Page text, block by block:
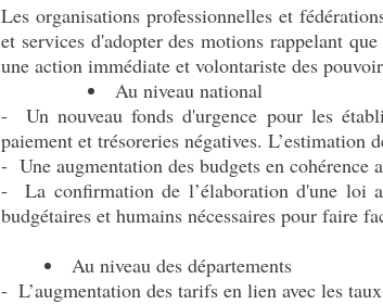
Les organisations professionnelles et
et services d'adopter des motions rappelant
une action immédiate et volontariste des
Au niveau national
- Un nouveau fonds d'urgence pour les
paiement et trésoreries négatives. L’estimation
- Une augmentation des budgets en cohérence
- La confirmation de l’élaboration d'une loi
budgétaires et humains nécessaires pour faire
Au niveau des départements
- ­ L’augmentation des tarifs en lien avec les